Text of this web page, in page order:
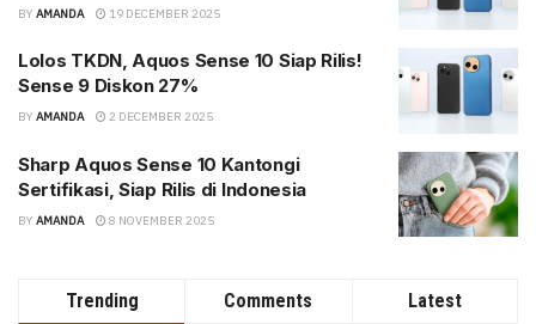
BY AMANDA 19 DECEMBER 2025
Lolos TKDN, Aquos Sense 10 Siap Rilis!
Sense 9 Diskon 27%
BY AMANDA 2 DECEMBER 2025
Sharp Aquos Sense 10 Kantongi
Sertifikasi, Siap Rilis di Indonesia
BY AMANDA 8 NOVEMBER 2025
Trending Comments Latest